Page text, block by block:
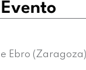
Ebro